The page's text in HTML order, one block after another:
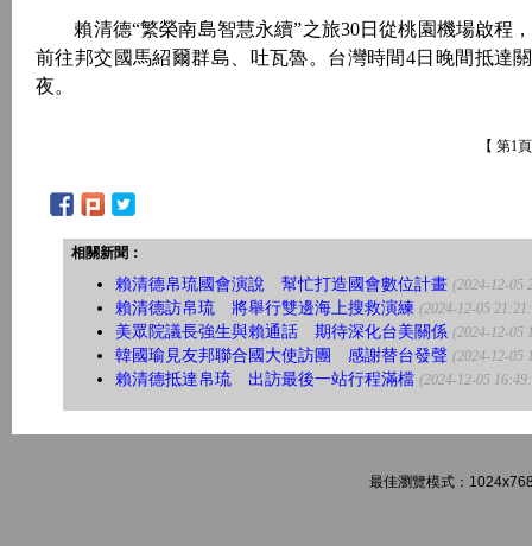
賴清德“繁榮南島智慧永續”之旅30日從桃園機場啟程
前往邦交國馬紹爾群島、吐瓦魯。台灣時間4日晚間抵達
夜。
【 第1
相關新聞：
賴清德帛琉國會演說 幫忙打造國會數位計畫 (2024-12-05
賴清德訪帛琉 將舉行雙邊海上搜救演練 (2024-12-05
美眾院議長強生與賴通話 期待深化台美關係 (2024-12-05
韓國瑜見友邦聯合國大使訪團 感謝替台發聲 (2024-12-05
賴清德抵達帛琉 出訪最後一站行程滿檔 (2024-12-05
最佳瀏覽模式：